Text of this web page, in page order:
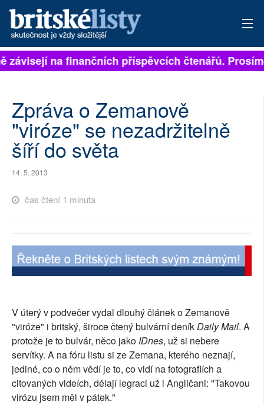
PŘIHLÁSIT
ARCHIV
ROZHOVORY
TÉMATA
NEJČTENĚJŠÍ ZA 7 DNÍ
PŘÍSPĚVKY NA PROVOZ
SOCIÁLNÍ SÍTĚ
PLNÁ VERZE STRÁNEK
závisejí na finančních příspěvcích čtenářů.
Zpráva o Zemanově
"viróze" se nezadržitelně
šíří do světa
14. 5. 2013
čas čtení 1 minuta
V úterý v podvečer vydal dlouhý článek o Zemanově
"viróze" i britský, široce čtený bulvární deníkDaily Mail. A
protože je to bulvár, něco jako IDnes, už si nebere
servítky. A na fóru listu si ze Zemana, kterého neznají,
jediné, co o něm vědí je to, co vidí na fotografiích a
citovaných videích, dělají legraci už i Angličani: "Takovou
virózu jsem měl v pátek."